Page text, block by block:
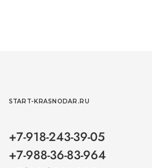
START-KRASNODAR.RU
+7-918-243-39-05
+7-988-36-83-964